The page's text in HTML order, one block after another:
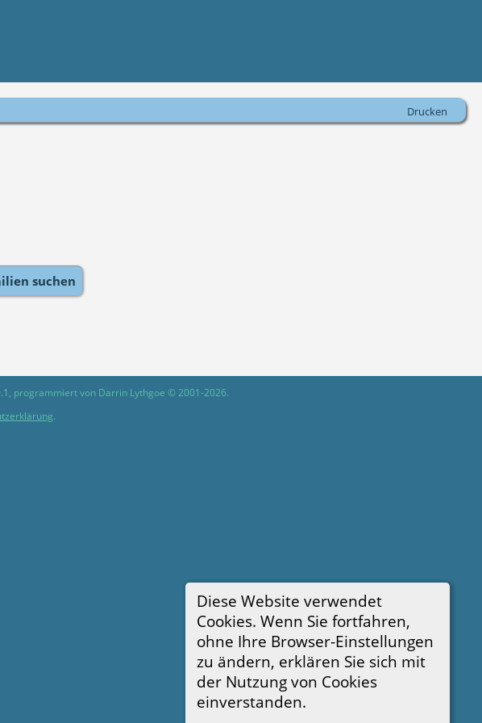
Drucken
Diese Website verwendet
Cookies. Wenn Sie fortfahren,
ohne Ihre Browser-Einstellungen
zu ändern, erklären Sie sich mit
der Nutzung von Cookies
einverstanden.
suchen
programmiert von Darrin Lythgoe © 2001-2026.
.